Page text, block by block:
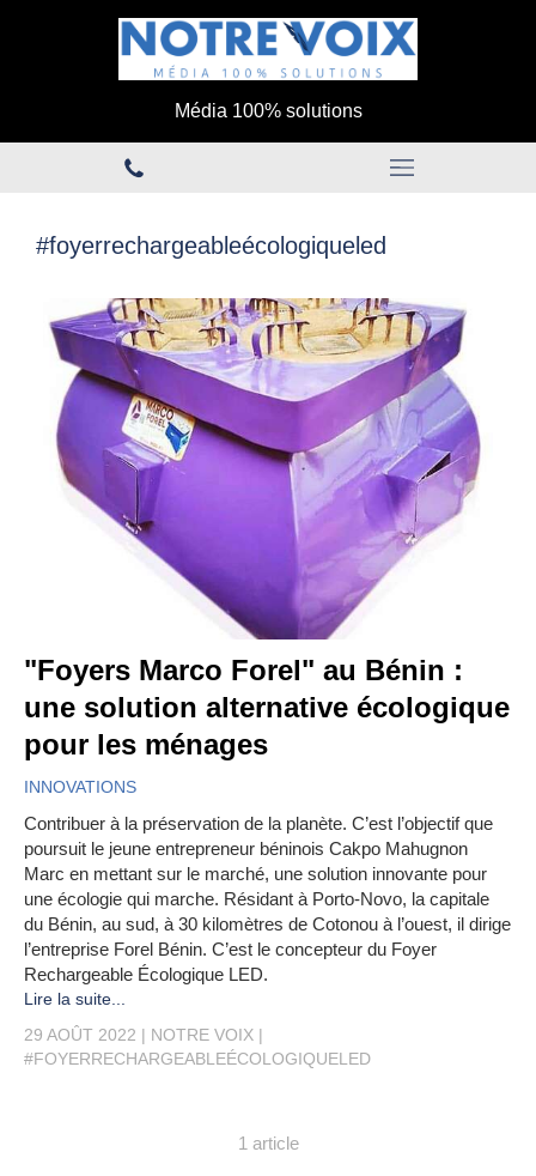
Média 100% solutions
#foyerrechargeableécologiqueled
"Foyers Marco Forel" au Bénin :
une solution alternative écologique
pour les ménages
INNOVATIONS
Contribuer à la préservation de la planète. C’est l’objectif que
poursuit le jeune entrepreneur béninois Cakpo Mahugnon
Marc en mettant sur le marché, une solution innovante pour
une écologie qui marche. Résidant à Porto-Novo, la capitale
du Bénin, au sud, à 30 kilomètres de Cotonou à l’ouest, il dirige
l’entreprise Forel Bénin. C’est le concepteur du Foyer
Rechargeable Écologique LED.
Lire la suite...
29 AOÛT 2022
NOTRE VOIX
#FOYERRECHARGEABLEÉCOLOGIQUELED
1 article